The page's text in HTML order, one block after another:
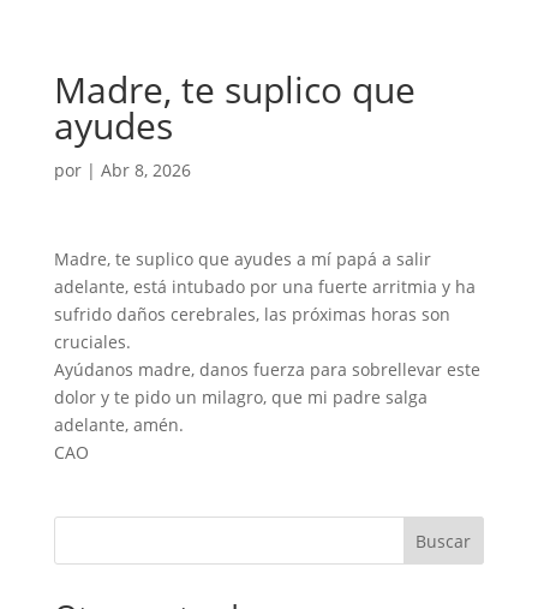
Madre, te suplico que
ayudes
por | Abr 8, 2026
Madre, te suplico que ayudes a mí papá a salir
adelante, está intubado por una fuerte arritmia y ha
sufrido daños cerebrales, las próximas horas son
cruciales.
Ayúdanos madre, danos fuerza para sobrellevar este
dolor y te pido un milagro, que mi padre salga
adelante, amén.
CAO
Buscar